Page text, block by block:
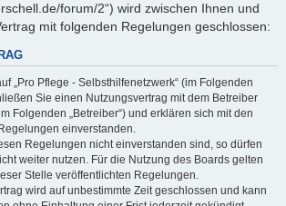
forum/2“) wird zwischen Ihnen und
mit folgenden Regelungen geschlossen:
„Pro Pflege - Selbsthilfenetzwerk“ (im Folgenden
Sie einen Nutzungsvertrag mit dem Betreiber
Folgenden „Betreiber“) und erklären sich mit den
einverstanden.
Regelungen nicht einverstanden sind, so dürfen
weiter nutzen. Für die Nutzung des Boards gelten
Stelle veröffentlichten Regelungen.
wird auf unbestimmte Zeit geschlossen und kann